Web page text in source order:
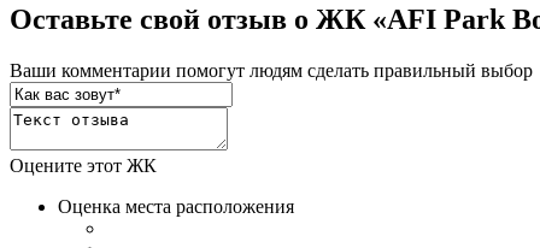
Оставьте свой отзыв о ЖК «AFI Park
Ваши комментарии помогут людям сделать правильный выбор
Оцените этот ЖК
Оценка места расположения